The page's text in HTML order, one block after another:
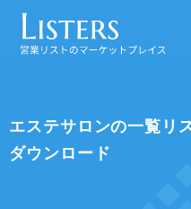
エステサロンの一覧リ
ダウンロード